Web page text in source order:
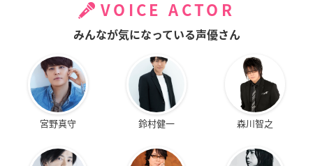
VOICE ACTOR
みんなが気になっている声優さん
宮野真守 鈴村健一 森川智之